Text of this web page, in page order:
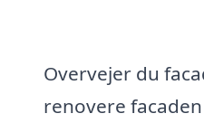
Overvejer du
renovere